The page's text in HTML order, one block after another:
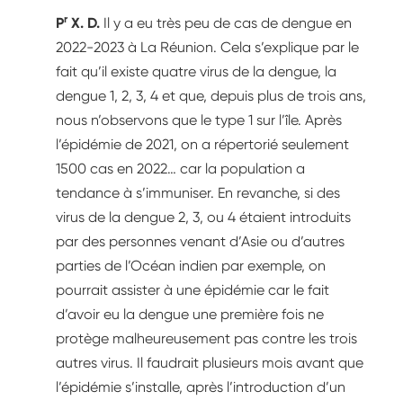
Pr X. D. Il y a eu très peu de cas de dengue en
2022-2023 à La Réunion. Cela s’explique par le
fait qu’il existe quatre virus de la dengue, la
dengue 1, 2, 3, 4 et que, depuis plus de trois ans,
nous n’observons que le type 1 sur l’île. Après
l’épidémie de 2021, on a répertorié seulement
1500 cas en 2022… car la population a
tendance à s’immuniser. En revanche, si des
virus de la dengue 2, 3, ou 4 étaient introduits
par des personnes venant d’Asie ou d’autres
parties de l’Océan indien par exemple, on
pourrait assister à une épidémie car le fait
d’avoir eu la dengue une première fois ne
protège malheureusement pas contre les trois
autres virus. Il faudrait plusieurs mois avant que
l’épidémie s’installe, après l’introduction d’un